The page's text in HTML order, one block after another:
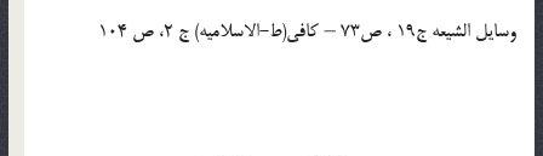
وسایل الشیعه ج19 ، ص73 – كافى(ط-الاسلامیه) ج 2، ص 104